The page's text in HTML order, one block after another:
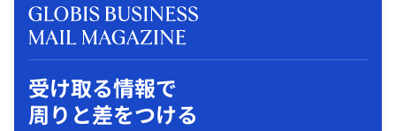
受け取る情報で
周りと差をつける